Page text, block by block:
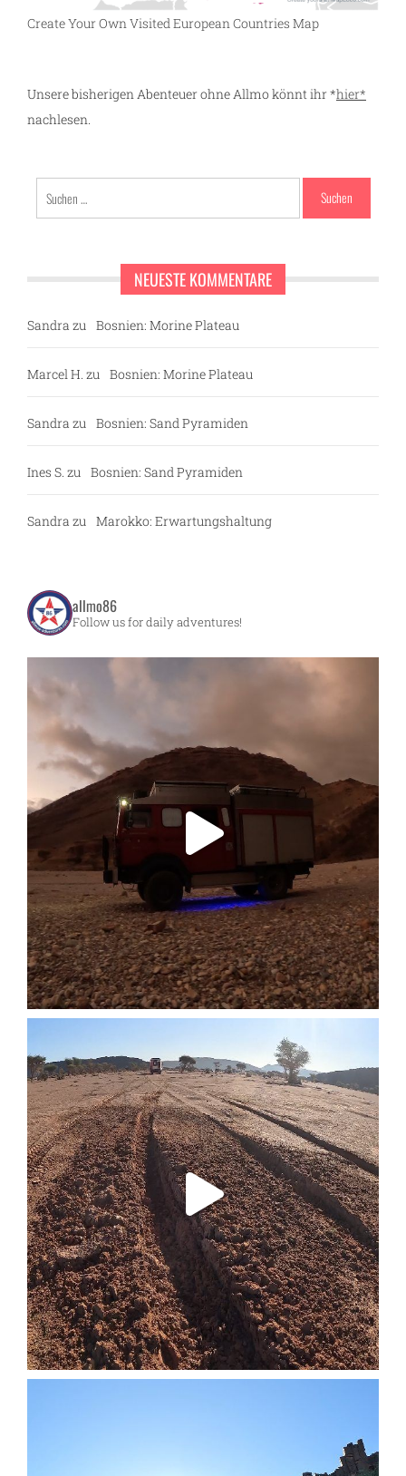
Create Your Own Visited European Countries Map
Unsere bisherigen Abenteuer ohne Allmo könnt ihr *hier*
nachlesen.
nach:
NEUESTE KOMMENTARE
Sandra zu Bosnien: Morine Plateau
Marcel H. zu Bosnien: Morine Plateau
Sandra zu Bosnien: Sand Pyramiden
Ines S. zu Bosnien: Sand Pyramiden
Sandra zu Marokko: Erwartungshaltung
allmo86
Follow us for daily adventures!